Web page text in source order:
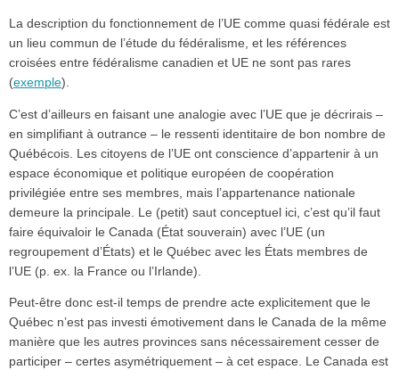
La description du fonctionnement de l’UE comme quasi fédérale est
un lieu commun de l’étude du fédéralisme, et les références
croisées entre fédéralisme canadien et UE ne sont pas rares
(exemple).
C’est d’ailleurs en faisant une analogie avec l’UE que je décrirais –
en simplifiant à outrance – le ressenti identitaire de bon nombre de
Québécois. Les citoyens de l’UE ont conscience d’appartenir à un
espace économique et politique européen de coopération
privilégiée entre ses membres, mais l’appartenance nationale
demeure la principale. Le (petit) saut conceptuel ici, c’est qu’il faut
faire équivaloir le Canada (État souverain) avec l’UE (un
regroupement d’États) et le Québec avec les États membres de
l’UE (p. ex. la France ou l’Irlande).
Peut-être donc est-il temps de prendre acte explicitement que le
Québec n’est pas investi émotivement dans le Canada de la même
manière que les autres provinces sans nécessairement cesser de
participer – certes asymétriquement – à cet espace. Le Canada est